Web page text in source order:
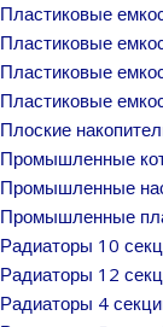
Пластиковые
Пластиковые
Пластиковые
Пластиковые
Плоские
Промышленные
Промышленные
Промышленные
Радиаторы 10
Радиаторы 12
Радиаторы 4